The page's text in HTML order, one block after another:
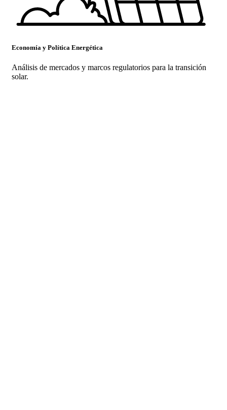
Economía y Política Energética
Análisis de mercados y marcos regulatorios para la transición
solar.